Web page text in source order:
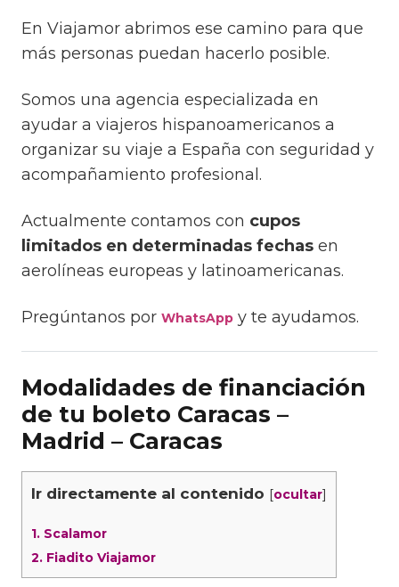
En Viajamor abrimos ese camino para que
más personas puedan hacerlo posible.
Somos una agencia especializada en
ayudar a viajeros hispanoamericanos a
organizar su viaje a España con seguridad y
acompañamiento profesional.
Actualmente contamos con cupos
limitados en determinadas fechas en
aerolíneas europeas y latinoamericanas.
Pregúntanos por WhatsApp y te ayudamos.
Modalidades de financiación
de tu boleto Caracas –
Madrid – Caracas
Ir directamente al contenido [ocultar]
1. Scalamor
2. Fiadito Viajamor